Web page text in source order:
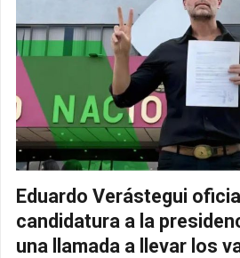
Eduardo Verástegui
candidatura a la
una llamada a llevar los